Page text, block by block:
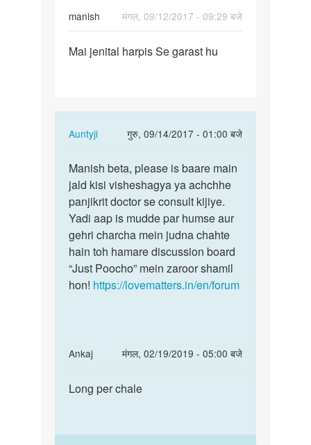
manish
मंगल, 09/12/2017 - 09:29 बजे
Mai
Mai jenital harpis Se garast hu
Auntyji
गुरु, 09/14/2017 - 01:00 बजे
In
to
Mai
jenital
harpis
Se…
by
manish
Manish
beta,
please
is
baare…
Manish beta, please is baare main
jald kisi visheshagya ya achchhe
panjikrit doctor se consult kijiye.
Yadi aap is mudde par humse aur
gehri charcha mein judna chahte
hain toh hamare discussion board
“Just Poocho” mein zaroor shamil
hon! https://lovematters.in/en/forum
Ankaj
मंगल, 02/19/2019 - 05:00 बजे
In
to
harpis
Long
Long per chale